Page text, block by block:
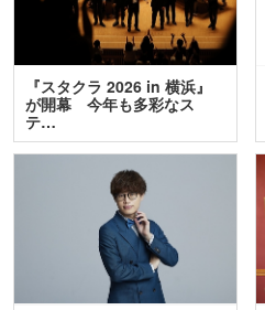
『スタクラ 2026 in 横浜』
が開幕 今年も多彩なス
テ…